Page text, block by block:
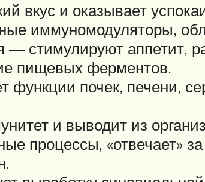
вкус и оказывает
иммуномодуляторы,
стимулируют аппетит,
пищевых ферментов.
функции почек, печени,
и выводит из
процессы, «отвечает»